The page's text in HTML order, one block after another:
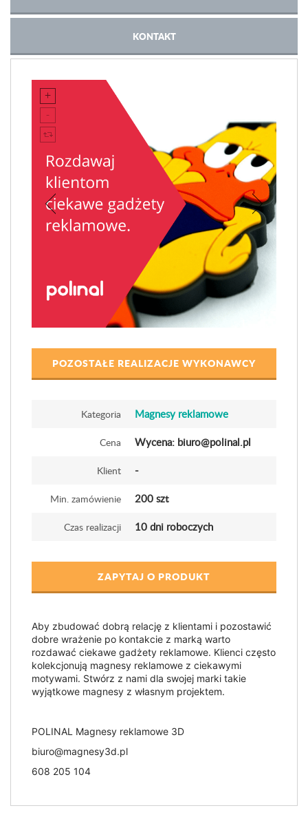
KONTAKT
POZOSTAŁE REALIZACJE WYKONAWCY
Kategoria Magnesy reklamowe
Cena Wycena: biuro@polinal.pl
Klient -
Min. zamówienie 200 szt
Czas realizacji 10 dni roboczych
ZAPYTAJ O PRODUKT
Aby zbudować dobrą relację z klientami i pozostawić
dobre wrażenie po kontakcie z marką warto
rozdawać ciekawe gadżety reklamowe. Klienci często
kolekcjonują magnesy reklamowe z ciekawymi
motywami. Stwórz z nami dla swojej marki takie
wyjątkowe magnesy z własnym projektem.
POLINAL Magnesy reklamowe 3D
biuro@magnesy3d.pl
608 205 104